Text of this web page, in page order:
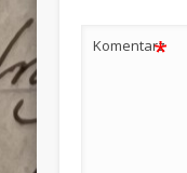
Komentarz
*